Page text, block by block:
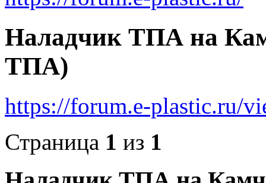
Наладчик ТПА на
ТПА)
https://forum.e-plastic.ru/
Страница 1 из 1